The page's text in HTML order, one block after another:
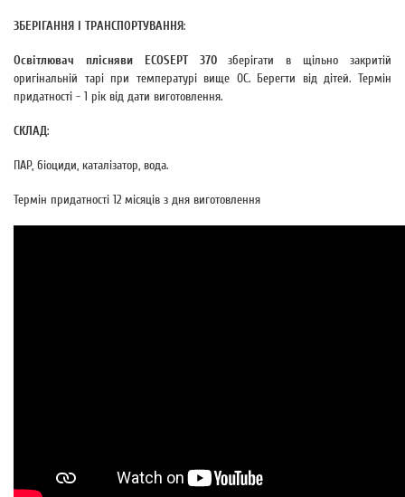
ЗБЕРІГАННЯ І ТРАНСПОРТУВАННЯ:
Освітлювач плісняви ECOSEPT 370зберігати в щільно закритій
оригінальній тарі при температурі вище 0С. Берегти від дітей. Термін
придатності - 1 рік від дати виготовлення.
СКЛАД:
ПАР, біоциди, каталізатор, вода.
Термін придатності 12 місяців з дня виготовлення